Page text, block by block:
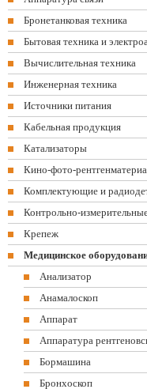
Бронетанковая техника
Бытовая техника и
Вычислительная техника
Инженерная техника
Источники питания
Кабельная продукция
Катализаторы
Кино-фото-
Комплектующие и
Контрольно-
Крепеж
Медицинское
Анализатор
Анамалоскоп
Аппарат
Аппаратура
Бормашина
Бронхоскоп